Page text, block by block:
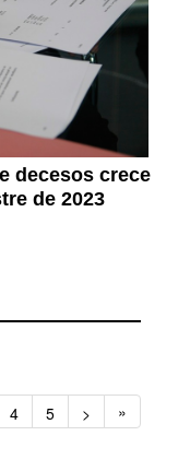
decesos crece
de 2023
4 5 > »